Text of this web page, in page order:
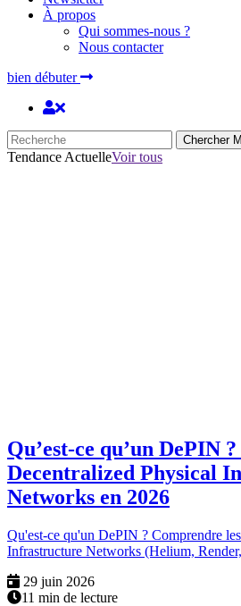
À propos
Qui sommes-nous ?
Nous contacter
bien débuter
Chercher
Tendance ActuelleVoir tous
Qu’est-ce qu’un DePIN
Decentralized Physical
Networks en 2026
Qu'est-ce qu'un DePIN ? Comprendre
Infrastructure Networks (Helium,
29 juin 2026
11 min de lecture